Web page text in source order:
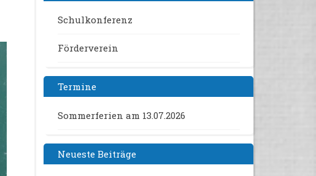
Schulkonferenz
Förderverein
Termine
Sommerferien am 13.07.2026
Neueste Beiträge